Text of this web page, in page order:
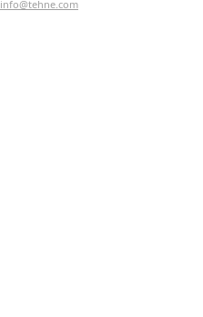
info@tehne.com